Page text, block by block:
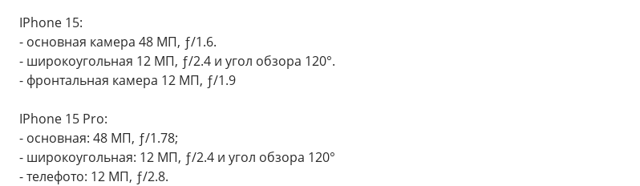
IPhone 15:
- основная камера 48 МП, ƒ/1.6.
- широкоугольная 12 МП, ƒ/2.4 и угол обзора 120°.
- фронтальная камера 12 МП, ƒ/1.9
IPhone 15 Pro:
- основная: 48 МП, ƒ/1.78;
- широкоугольная: 12 МП, ƒ/2.4 и угол обзора 120°
- телефото: 12 МП, ƒ/2.8.